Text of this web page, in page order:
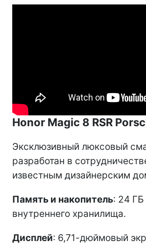
Honor Magic 8 RSR
Эксклюзивный люксовый
разработан в
известным дизайнерским
Память и накопитель: 24
внутреннего хранилища.
Дисплей: 6,71-дюймовый